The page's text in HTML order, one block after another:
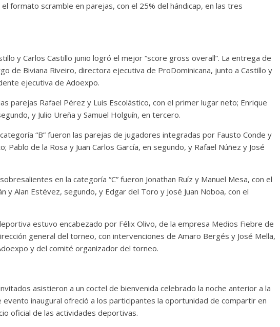
formato scramble en parejas, con el 25% del hándicap, en las tres
y Carlos Castillo junio logró el mejor “score gross overall”. La entrega de
de Biviana Riveiro, directora ejecutiva de ProDominicana, junto a Castillo y
ejecutiva de Adoexpo.
parejas Rafael Pérez y Luis Escolástico, con el primer lugar neto; Enrique
y Julio Ureña y Samuel Holguín, en tercero.
“B” fueron las parejas de jugadores integradas por Fausto Conde y
Pablo de la Rosa y Juan Carlos García, en segundo, y Rafael Núñez y José
en la categoría “C” fueron Jonathan Ruíz y Manuel Mesa, con el
y Alan Estévez, segundo, y Edgar del Toro y José Juan Noboa, con el
estuvo encabezado por Félix Olivo, de la empresa Medios Fiebre de
general del torneo, con intervenciones de Amaro Bergés y José Mella,
y del comité organizador del torneo.
asistieron a un coctel de bienvenida celebrado la noche anterior a la
evento inaugural ofreció a los participantes la oportunidad de compartir en
oficial de las actividades deportivas.